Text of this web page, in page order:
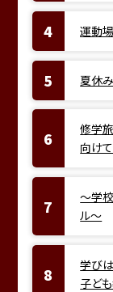
運動
夏休
修学
向け
～学
ル～
学び
子ど